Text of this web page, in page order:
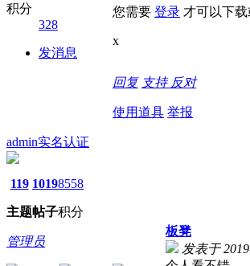
积分
328
发消息
您需要 登录 才可以下
x
回复 支持 反对
使用道具 举报
admin实名认证
119
主题
1019
帖子
8558
积分
管理员
板凳
发表于